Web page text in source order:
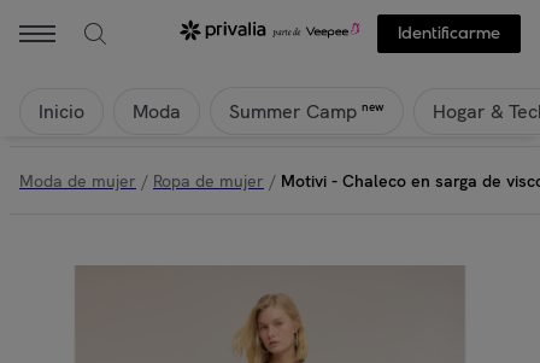
Identificarme
Inicio Moda Summer Camp new Hogar &
Moda de mujer / Ropa de mujer / Motivi - Chaleco en sarga de